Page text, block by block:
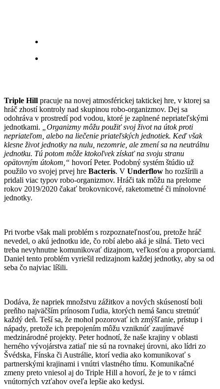
Triple Hill pracuje na novej atmosférickej taktickej hre, v ktorej sa
hráč zhostí kontroly nad skupinou robo-organizmov. Dej sa
odohráva v prostredí pod vodou, ktoré je zaplnené nepriateľskými
jednotkami.
„Organizmy môžu použiť svoj život na útok proti
nepriateľom, alebo na liečenie priateľských jednotiek. Keď však
klesne život jednotky na nulu, nezomrie, ale zmení sa na neutrálnu
jednotku. Tú potom môže ktokoľvek získať na svoju stranu
opätovným útokom,“ hovorí Peter. Podobný systém štúdio už
použilo vo svojej prvej hre Bacteris. V Underflow ho rozšírili a
pridali viac typov robo-organizmov. Hráči tak môžu na prelome
rokov 2019/2020 čakať brokovnicové, raketometné či mínolovné
jednotky.
Pri tvorbe však mali problém s rozpoznateľnosťou, pretože hráč
nevedel, o akú jednotku ide, čo robí alebo aká je silná. Tieto veci
treba nevyhnutne komunikovať dizajnom, veľkosťou a proporciami.
Daniel tento problém vyriešil redizajnom každej jednotky, aby sa od
seba čo najviac líšili.
Dodáva, že napriek množstvu zážitkov a nových skúseností boli
preňho najväčším prínosom ľudia, ktorých nemá šancu stretnúť
každý deň. Teší sa, že mohol pozorovať ich zmýšľanie, prístup i
nápady, pretože ich prepojením môžu vzniknúť zaujímavé
medzinárodné projekty. Peter hodnotí, že naše krajiny v oblasti
herného vývojárstva zatiaľ nie sú na rovnakej úrovni, ako lídri zo
Švédska, Fínska či Austrálie, ktorí vedia ako komunikovať s
partnerskými krajinami i vnútri vlastného tímu. Komunikačné
zmeny preto vniesol aj do Triple Hill a hovorí, že je to v rámci
vnútorných vzťahov oveľa lepšie ako kedysi.